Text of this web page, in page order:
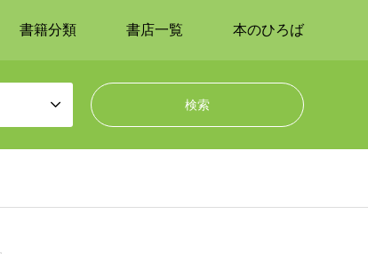
書籍分類 書店一覧 本のひろば